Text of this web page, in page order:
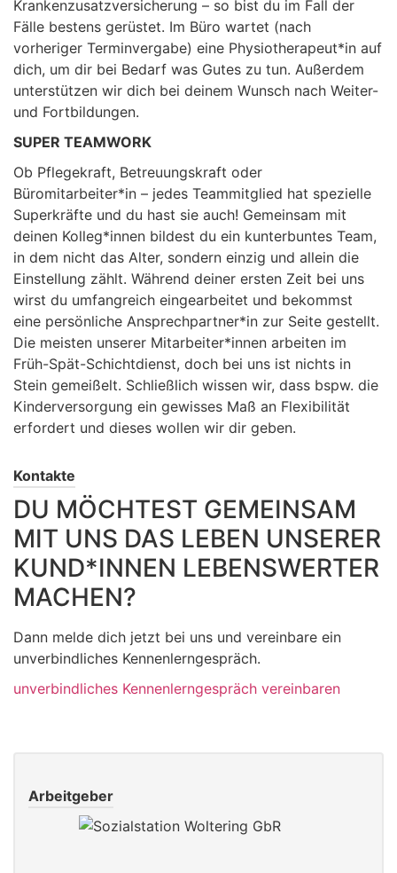
Krankenzusatzversicherung – so bist du im Fall der
Fälle bestens gerüstet. Im Büro wartet (nach
vorheriger Terminvergabe) eine Physiotherapeut*in auf
dich, um dir bei Bedarf was Gutes zu tun. Außerdem
unterstützen wir dich bei deinem Wunsch nach Weiter-
und Fortbildungen.
SUPER TEAMWORK
Ob Pflegekraft, Betreuungskraft oder
Büromitarbeiter*in – jedes Teammitglied hat spezielle
Superkräfte und du hast sie auch! Gemeinsam mit
deinen Kolleg*innen bildest du ein kunterbuntes Team,
in dem nicht das Alter, sondern einzig und allein die
Einstellung zählt. Während deiner ersten Zeit bei uns
wirst du umfangreich eingearbeitet und bekommst
eine persönliche Ansprechpartner*in zur Seite gestellt.
Die meisten unserer Mitarbeiter*innen arbeiten im
Früh-Spät-Schichtdienst, doch bei uns ist nichts in
Stein gemeißelt. Schließlich wissen wir, dass bspw. die
Kinderversorgung ein gewisses Maß an Flexibilität
erfordert und dieses wollen wir dir geben.
Kontakte
DU MÖCHTEST GEMEINSAM
MIT UNS DAS LEBEN UNSERER
KUND*INNEN LEBENSWERTER
MACHEN?
Dann melde dich jetzt bei uns und vereinbare ein
unverbindliches Kennenlerngespräch.
unverbindliches Kennenlerngespräch vereinbaren
Arbeitgeber